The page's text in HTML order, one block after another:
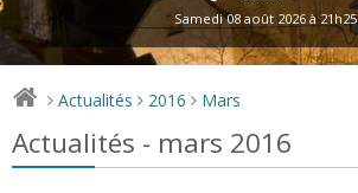
Samedi 08 août 2026 à 21h25
> Actualités > 2016 > Mars
Actualités - mars 2016